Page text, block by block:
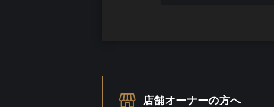
店舗オーナーの方へ